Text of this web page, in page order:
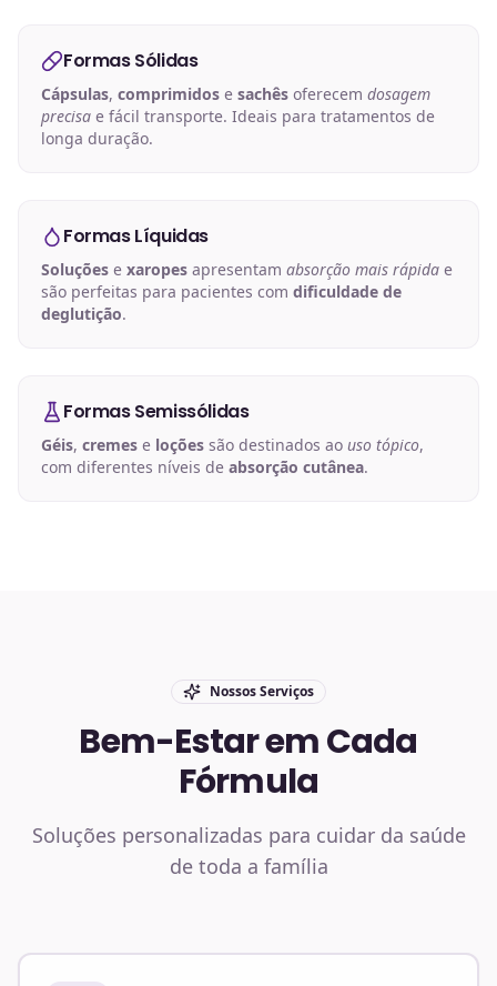
Formas Sólidas
Cápsulas, comprimidos e sachês oferecem dosagem
precisa e fácil transporte. Ideais para tratamentos de
longa duração.
Formas Líquidas
Soluções e xaropes apresentam absorção mais rápida e
são perfeitas para pacientes com dificuldade de
deglutição.
Formas Semissólidas
Géis, cremes e loções são destinados ao uso tópico,
com diferentes níveis de absorção cutânea.
Nossos Serviços
Bem-Estar em Cada
Fórmula
Soluções personalizadas para cuidar da saúde
de toda a família